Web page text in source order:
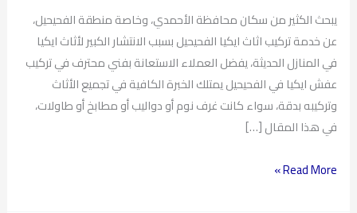
يبحث الكثير من سكان محافظة الأحمدي، وخاصة منطقة الفحيحيل،
عن خدمة تركيب اثاث ايكيا الفحيحيل بسبب الانتشار الكبير لأثاث ايكيا
في المنازل الحديثة، يفضل العملاء الاستعانة بفني محترف في تركيب
عفش ايكيا في الفحيحيل يمتلك الخبرة الكافية في تجميع الأثاث
وتركيبه بدقة، سواء كانت غرف نوم أو دواليب أو مطابخ أو طاولات،
في هذا المقال […]
Read More »